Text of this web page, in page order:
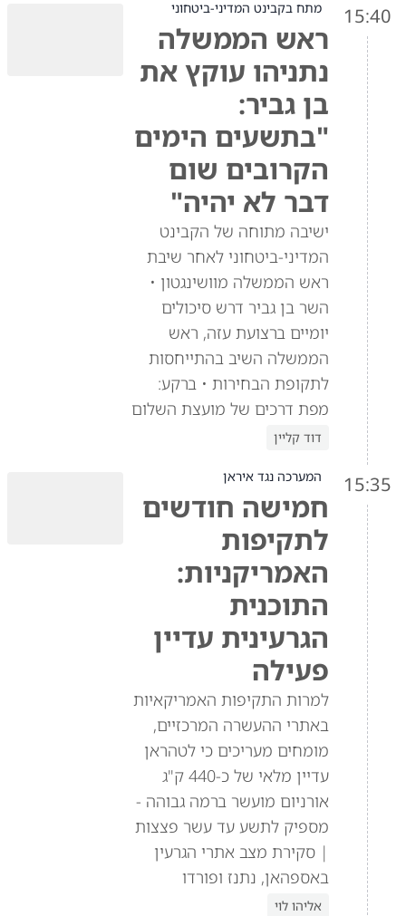
15:40 מתח בקבינט המדיני-ביטחוני
ראש הממשלה
נתניהו עוקץ את
בן גביר:
"בתשעים הימים
הקרובים שום
דבר לא יהיה"
ישיבה מתוחה של הקבינט
המדיני-ביטחוני לאחר שיבת
ראש הממשלה מוושינגטון •
השר בן גביר דרש סיכולים
יומיים ברצועת עזה, ראש
הממשלה השיב בהתייחסות
לתקופת הבחירות • ברקע:
מפת דרכים של מועצת השלום
דוד קליין
15:35 המערכה נגד איראן
חמישה חודשים
לתקיפות
האמריקניות:
התוכנית
הגרעינית עדיין
פעילה
למרות התקיפות האמריקאיות
באתרי ההעשרה המרכזיים,
מומחים מעריכים כי לטהראן
עדיין מלאי של כ-440 ק"ג
אורניום מועשר ברמה גבוהה -
מספיק לתשע עד עשר פצצות
| סקירת מצב אתרי הגרעין
באספהאן, נתנז ופורדו
אליהו לוי